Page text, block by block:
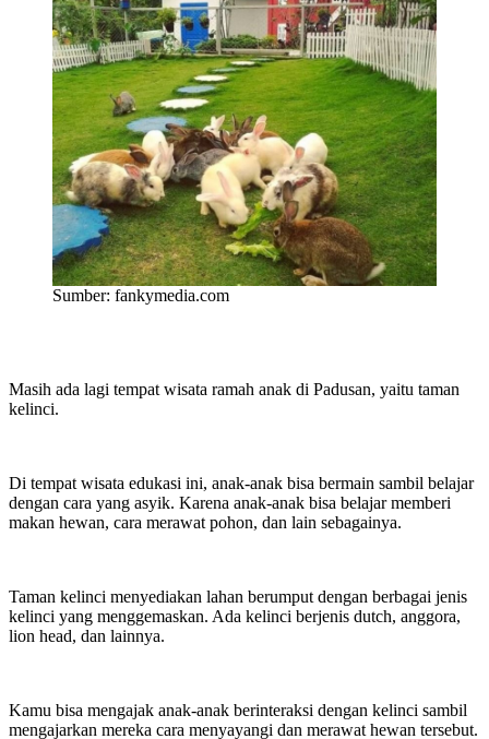
Sumber: fankymedia.com
Masih ada lagi tempat wisata ramah anak di Padusan, yaitu taman
kelinci.
Di tempat wisata edukasi ini, anak-anak bisa bermain sambil belajar
dengan cara yang asyik. Karena anak-anak bisa belajar memberi
makan hewan, cara merawat pohon, dan lain sebagainya.
Taman kelinci menyediakan lahan berumput dengan berbagai jenis
kelinci yang menggemaskan. Ada kelinci berjenis dutch, anggora,
lion head, dan lainnya.
Kamu bisa mengajak anak-anak berinteraksi dengan kelinci sambil
mengajarkan mereka cara menyayangi dan merawat hewan tersebut.